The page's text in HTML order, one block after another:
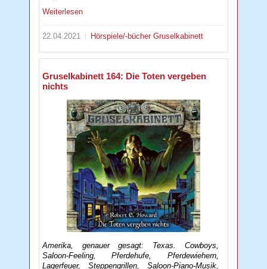
Weiterlesen
22.04.2021 Hörspiele/-bücherGruselkabinett
Gruselkabinett 164: Die Toten vergeben
nichts
Amerika, genauer gesagt: Texas. Cowboys,
Saloon-Feeling, Pferdehufe, Pferdewiehern,
Lagerfeuer, Steppengrillen, Saloon-Piano-Musik,